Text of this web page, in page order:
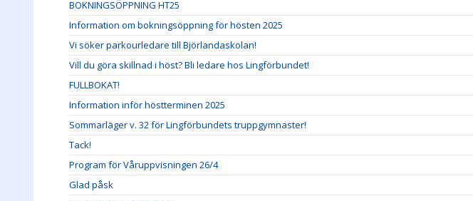
BOKNINGSÖPPNING HT25
Information om bokningsöppning för hösten 2025
Vi söker parkourledare till Björlandaskolan!
Vill du göra skillnad i höst? Bli ledare hos Lingförbundet!
FULLBOKAT!
Information inför höstterminen 2025
Sommarläger v. 32 för Lingförbundets truppgymnaster!
Tack!
Program för Våruppvisningen 26/4
Glad påsk